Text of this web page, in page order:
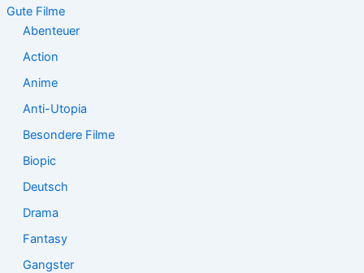
n
Gute Filme
Abenteuer
Action
Anime
Anti-Utopia
Besondere Filme
Biopic
Deutsch
Drama
Fantasy
Gangster